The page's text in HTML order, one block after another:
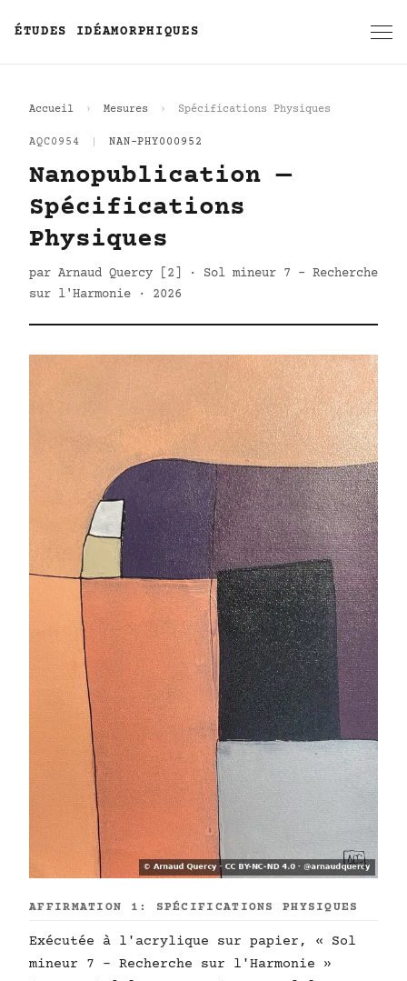
ÉTUDES IDÉAMORPHIQUES
Accueil Mesures Spécifications Physiques
AQC0954 NAN-PHY000952
Nanopublication —
Spécifications
Physiques
par Arnaud Quercy [2] · Sol mineur 7 - Recherche
sur l'Harmonie · 2026
AFFIRMATION 1: SPÉCIFICATIONS PHYSIQUES
Exécutée à l'acrylique sur papier, « Sol
mineur 7 - Recherche sur l'Harmonie »